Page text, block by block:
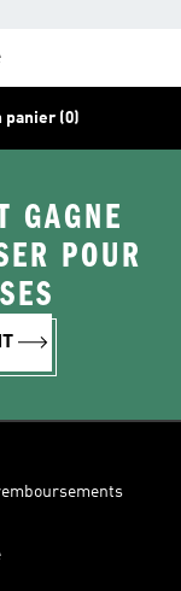
panier (0)
GAGNE
POUR